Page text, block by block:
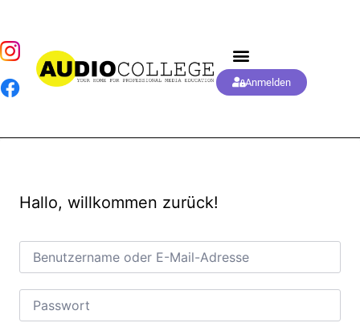
Anmelden
Hallo, willkommen zurück!